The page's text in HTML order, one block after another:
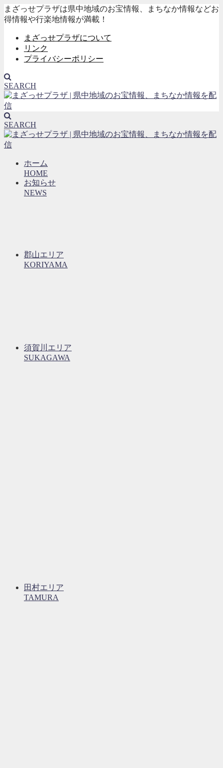
まざっせプラザは県中地域のお宝情報、まちなか情報などお
得情報や行楽地情報が満載！
まざっせプラザについて
リンク
プライバシーポリシー
SEARCH
SEARCH
ホーム
HOME
お知らせ
NEWS
郡山エリア
KORIYAMA
須賀川エリア
SUKAGAWA
田村エリア
TAMURA